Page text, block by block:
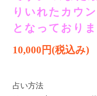
りいれたカウ
となっており
10,000円(税込み)
占い方法